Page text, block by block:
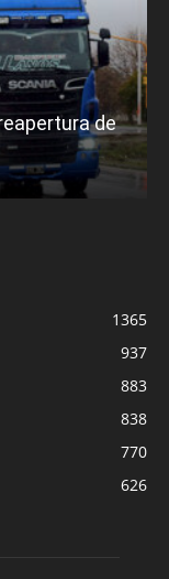
de
1365
937
883
838
770
626